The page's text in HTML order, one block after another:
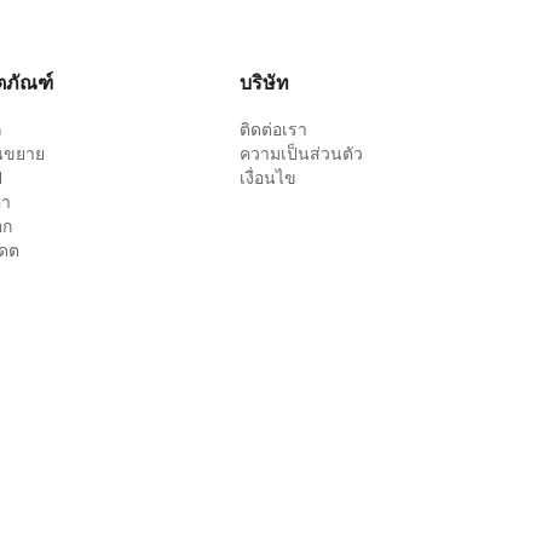
ภัณฑ์
ยาย
ต
บริษัท
ติดต่อเรา
ความเป็นส่วนตัว
เงื่อนไข